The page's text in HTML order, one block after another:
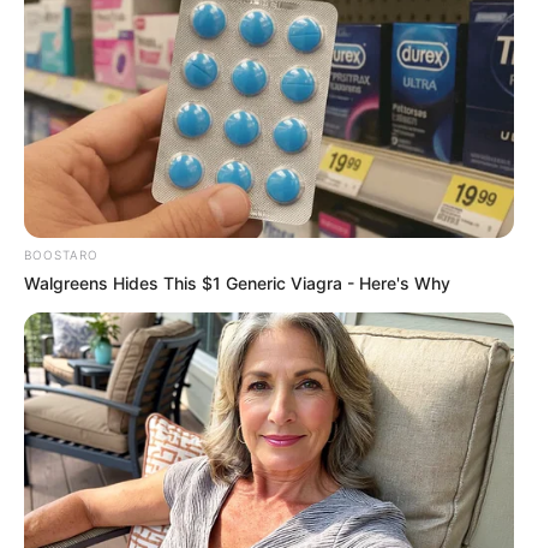
BOOSTARO
Walgreens Hides This $1 Generic Viagra - Here's Why